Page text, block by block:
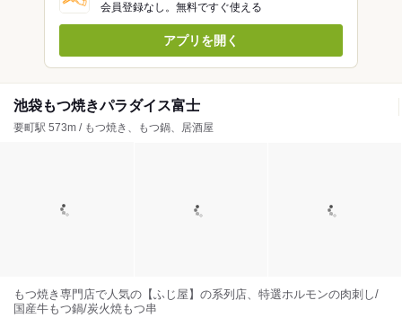
会員登録なし。無料ですぐ使える
アプリを開く
池袋もつ焼きパラダイス富士
要町駅 573m / もつ焼き、もつ鍋、居酒屋
もつ焼き専門店で人気の【ふじ屋】の系列店、特選ホルモンの肉刺し/
国産牛もつ鍋/炭火焼もつ串